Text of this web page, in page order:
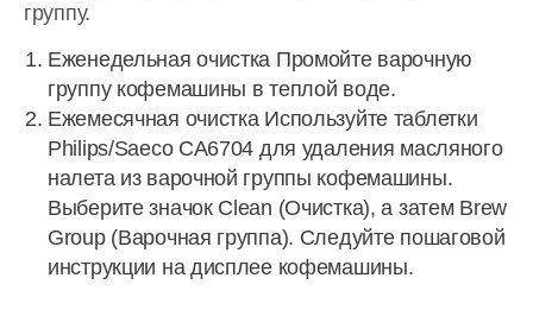
группу.
Еженедельная очистка Промойте варочную
группу кофемашины в теплой воде.
Ежемесячная очистка Используйте таблетки
Philips/Saeco CA6704 для удаления масляного
налета из варочной группы кофемашины.
Выберите значок Clean (Очистка), а затем Brew
Group (Варочная группа). Следуйте пошаговой
инструкции на дисплее кофемашины.